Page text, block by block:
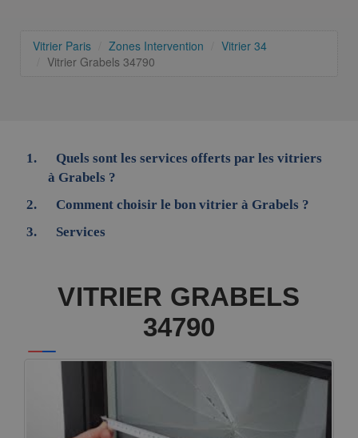
Vitrier Paris Zones Intervention
Vitrier 34
Vitrier Grabels 34790
Quels sont les services offerts par les vitriers
à Grabels ?
Comment choisir le bon vitrier à Grabels ?
Services
VITRIER GRABELS
34790